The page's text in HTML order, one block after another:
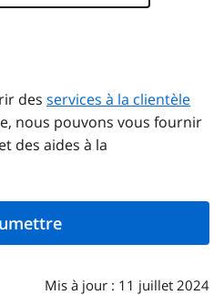
des services à la clientèle
nous pouvons vous fournir
des aides à la
Mis à jour : 11 juillet 2024